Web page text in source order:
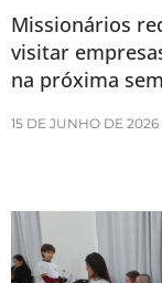
Missionários
visitar
na próxima
15 DE JUNHO DE 2026